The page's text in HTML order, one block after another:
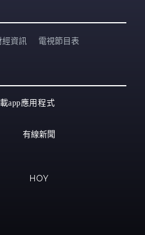
經資訊 電視節目表
app應用程式
有線新聞
HOY